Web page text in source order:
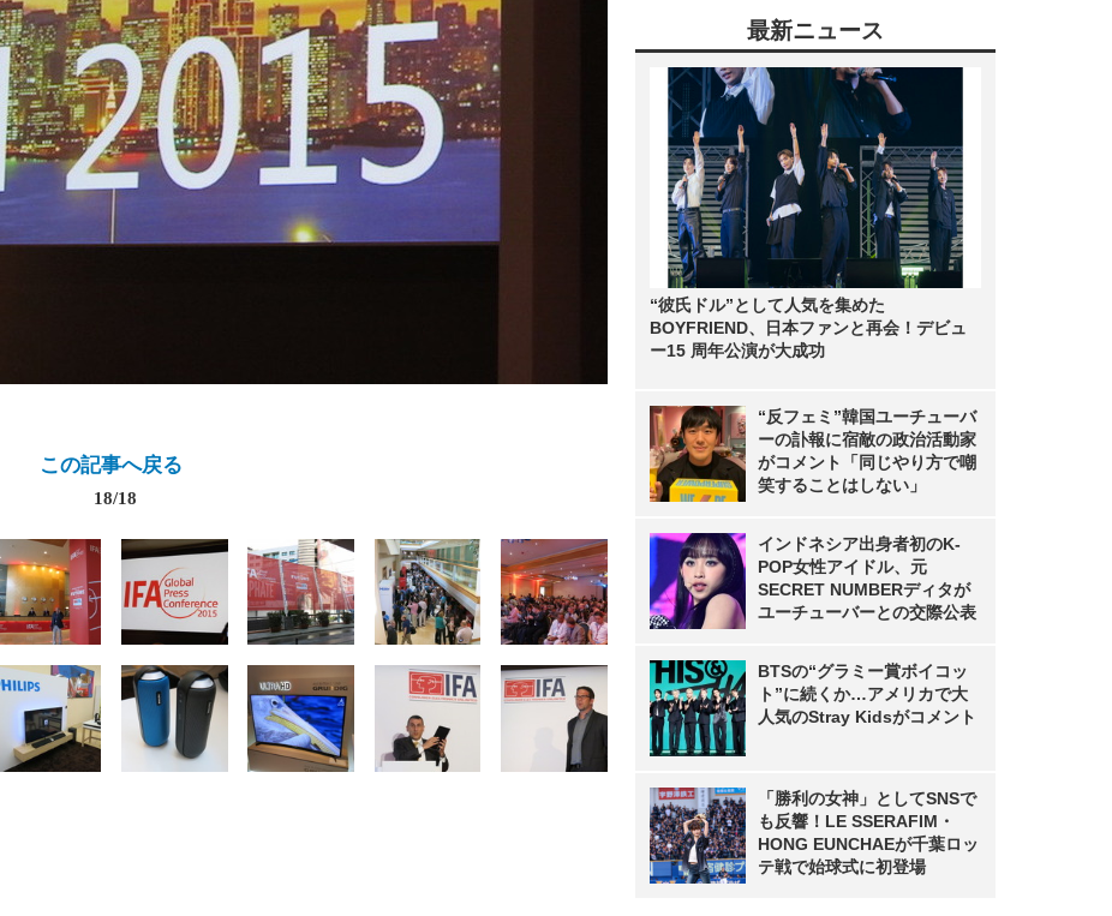
この記事へ戻る
18/18
最新ニュース
“彼氏ドル”として人気を集めた
BOYFRIEND、日本ファンと再会！デビュ
ー15 周年公演が大成功
“反フェミ”韓国ユーチューバ
ーの訃報に宿敵の政治活動家
がコメント「同じやり方で嘲
笑することはしない」
インドネシア出身者初のK-
POP女性アイドル、元
SECRET NUMBERディタが
ユーチューバーとの交際公表
BTSの“グラミー賞ボイコッ
ト”に続くか…アメリカで大
人気のStray Kidsがコメント
「勝利の女神」としてSNSで
も反響！LE SSERAFIM・
HONG EUNCHAEが千葉ロッ
テ戦で始球式に初登場